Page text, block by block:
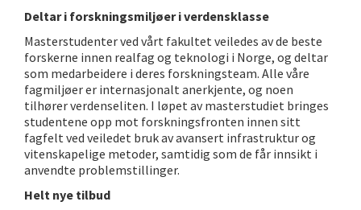
Deltar i forskningsmiljøer i verdensklasse
Masterstudenter ved vårt fakultet veiledes av de beste
forskerne innen realfag og teknologi i Norge, og deltar
som medarbeidere i deres forskningsteam. Alle våre
fagmiljøer er internasjonalt anerkjente, og noen
tilhører verdenseliten. I løpet av masterstudiet bringes
studentene opp mot forskningsfronten innen sitt
fagfelt ved veiledet bruk av avansert infrastruktur og
vitenskapelige metoder, samtidig som de får innsikt i
anvendte problemstillinger.
Helt nye tilbud